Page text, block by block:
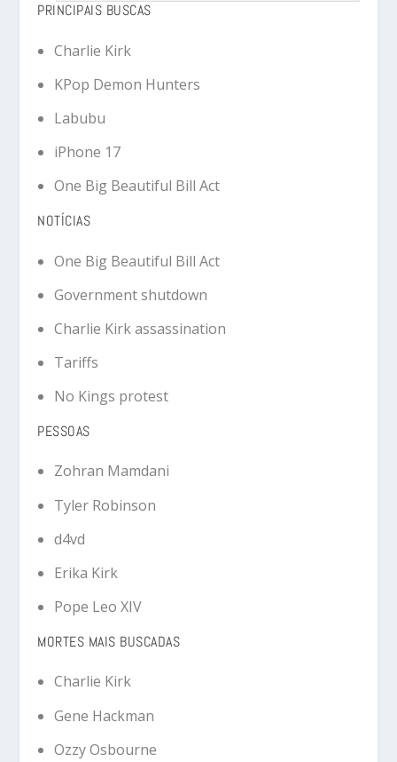
PRINCIPAIS BUSCAS
Charlie Kirk
KPop Demon Hunters
Labubu
iPhone 17
One Big Beautiful Bill Act
NOTÍCIAS
One Big Beautiful Bill Act
Government shutdown
Charlie Kirk assassination
Tariffs
No Kings protest
PESSOAS
Zohran Mamdani
Tyler Robinson
d4vd
Erika Kirk
Pope Leo XIV
MORTES MAIS BUSCADAS
Charlie Kirk
Gene Hackman
Ozzy Osbourne